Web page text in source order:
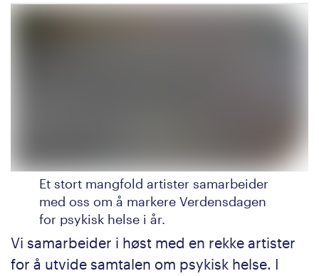
Et stort mangfold artister samarbeider
med oss om å markere Verdensdagen
for psykisk helse i år.
Vi samarbeider i høst med en rekke artister
for å utvide samtalen om psykisk helse. I